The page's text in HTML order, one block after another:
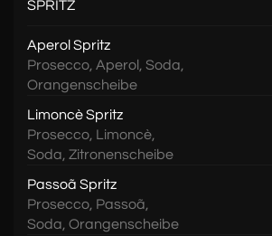
SPRITZ
Aperol Spritz
Prosecco, Aperol, Soda,
Orangenscheibe
Limoncè Spritz
Prosecco, Limoncè,
Soda, Zitronenscheibe
Passoã Spritz
Prosecco, Passoã,
Soda, Orangenscheibe